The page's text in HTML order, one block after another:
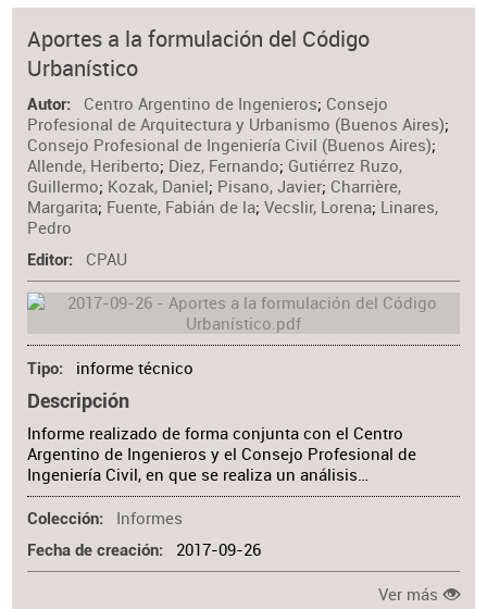
Aportes a la formulación del Código
Urbanístico
Autor Centro Argentino de Ingenieros; Consejo
Profesional de Arquitectura y Urbanismo (Buenos Aires);
Consejo Profesional de Ingeniería Civil (Buenos Aires);
Allende, Heriberto; Diez, Fernando; Gutiérrez Ruzo,
Guillermo; Kozak, Daniel; Pisano, Javier; Charrière,
Margarita; Fuente, Fabián de la;Vecslir, Lorena; Linares,
Pedro
Editor CPAU
Tipo informe técnico
Descripción
Informe realizado de forma conjunta con el Centro
Argentino de Ingenieros y el Consejo Profesional de
Ingeniería Civil, en que se realiza un análisis…
Colección Informes
Fecha de creación 2017-09-26
Ver más